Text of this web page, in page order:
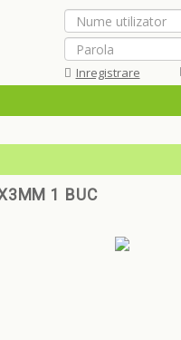
Inregistrare
1 BUC